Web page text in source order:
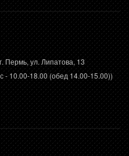
Пермь, ул. Липатова, 13
10.00-18.00 (обед 14.00-15.00))